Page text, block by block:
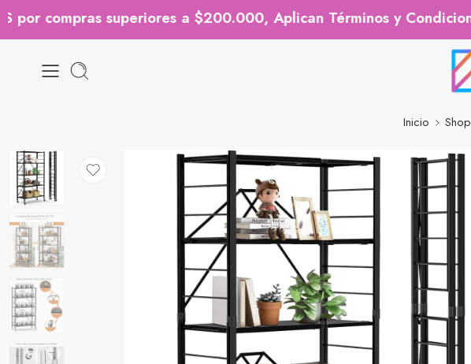
compras superiores a $200.000, Aplican Términos y Condiciones
Inicio Shop